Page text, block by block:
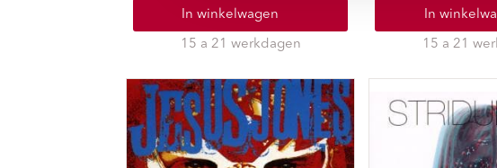
In winkelwagen
15 a 21 werkdagen
In
15 a 21